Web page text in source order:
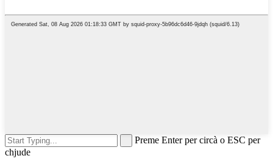
Preme Enter per circà o ESC per
chjude